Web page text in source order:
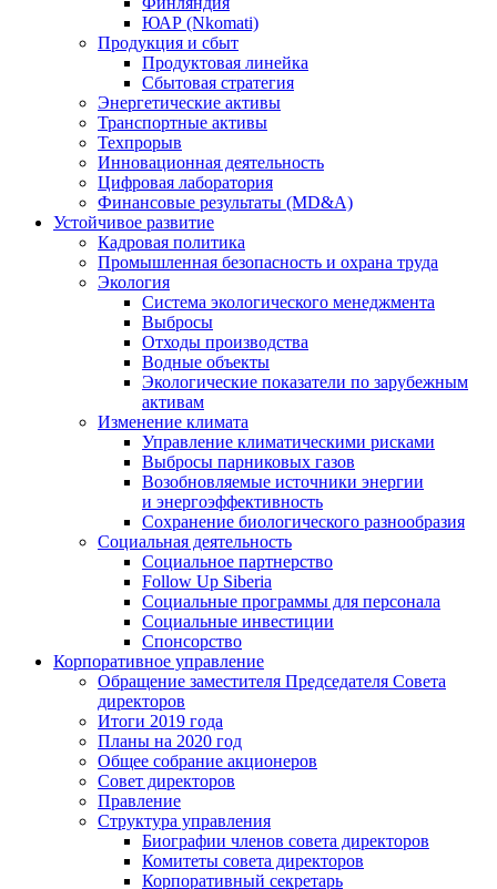
ЮАР (Nkomati)
Продукция и сбыт
Продуктовая линейка
Сбытовая стратегия
Энергетические активы
Транспортные активы
Техпрорыв
Инновационная деятельность
Цифровая лаборатория
Финансовые результаты (MD&A)
Устойчивое развитие
Кадровая политика
Промышленная безопасность и охрана труда
Экология
Система экологического менеджмента
Выбросы
Отходы производства
Водные объекты
Экологические показатели по зарубежным
активам
Изменение климата
Управление климатическими рисками
Выбросы парниковых газов
Возобновляемые источники энергии
и энергоэффективность
Сохранение биологического разнообразия
Социальная деятельность
Социальное партнерство
Follow Up Siberia
Социальные программы для персонала
Социальные инвестиции
Спонсорство
Корпоративное управление
Обращение заместителя Председателя Совета
директоров
Итоги 2019 года
Планы на 2020 год
Общее собрание акционеров
Совет директоров
Правление
Структура управления
Биографии членов совета директоров
Комитеты совета директоров
Корпоративный секретарь